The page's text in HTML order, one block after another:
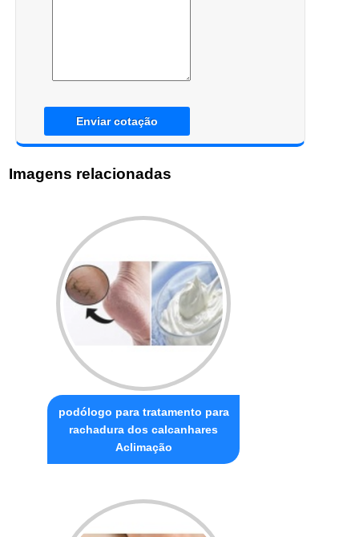
Enviar cotação
Imagens relacionadas
podólogo para tratamento para
rachadura dos calcanhares
Aclimação